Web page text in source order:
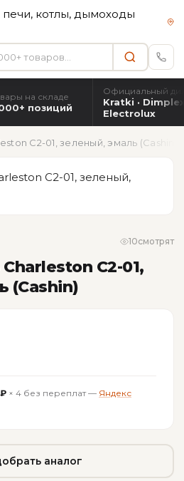
на складе
позиций
Официальный
Kratki · Dimplex
Electrolux
C2-01, зеленый, эмаль (Cashin)
10смотрят
C2-01,
(Cashin)
× 4 без переплат — Яндекс
аналог